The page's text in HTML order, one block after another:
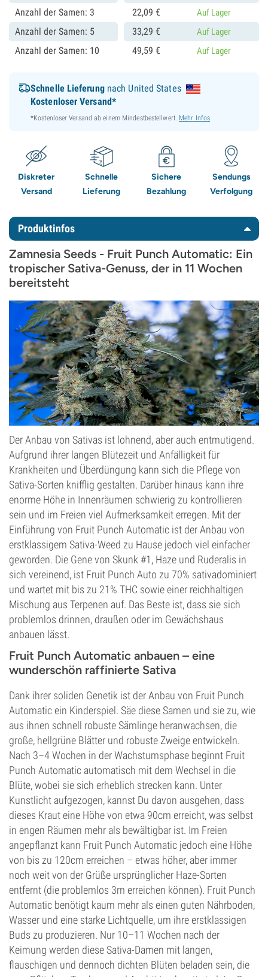
Anzahl der Samen: 3 22,09 € Auf Lager
Anzahl der Samen: 5 33,29 € Auf Lager
Anzahl der Samen: 10 49,59 € Auf Lager
Schnelle Lieferungnach United States
Kostenloser Versand*
*Kostenloser Versand ab einem Mindestbestellwert. Mehr Infos
Diskreter
Versand
Schnelle
Lieferung
Sichere
Bezahlung
Sendungs
Verfolgung
Produktinfos
Zamnesia Seeds - Fruit Punch Automatic: Ein
tropischer Sativa-Genuss, der in 11 Wochen
bereitsteht
Der Anbau von Sativas ist lohnend, aber auch entmutigend.
Aufgrund ihrer langen Blütezeit und Anfälligkeit für
Krankheiten und Überdüngung kann sich die Pflege von
Sativa-Sorten knifflig gestalten. Darüber hinaus kann ihre
enorme Höhe in Innenräumen schwierig zu kontrollieren
sein und im Freien viel Aufmerksamkeit erregen. Mit der
Einführung von Fruit Punch Automatic ist der Anbau von
erstklassigem Sativa-Weed zu Hause jedoch viel einfacher
geworden. Die Gene von Skunk #1, Haze und Ruderalis in
sich vereinend, ist Fruit Punch Auto zu 70% sativadominiert
und wartet mit bis zu 21% THC sowie einer reichhaltigen
Mischung aus Terpenen auf. Das Beste ist, dass sie sich
problemlos drinnen, draußen oder im Gewächshaus
anbauen lässt.
Fruit Punch Automatic anbauen – eine
wunderschön raffinierte Sativa
Dank ihrer soliden Genetik ist der Anbau von Fruit Punch
Automatic ein Kinderspiel. Säe diese Samen und sie zu, wie
aus ihnen schnell robuste Sämlinge heranwachsen, die
große, hellgrüne Blätter und robuste Zweige entwickeln.
Nach 3–4 Wochen in der Wachstumsphase beginnt Fruit
Punch Automatic automatisch mit dem Wechsel in die
Blüte, wobei sie sich erheblich strecken kann. Unter
Kunstlicht aufgezogen, kannst Du davon ausgehen, dass
dieses Kraut eine Höhe von etwa 90cm erreicht, was selbst
in engen Räumen mehr als bewältigbar ist. Im Freien
angepflanzt kann Fruit Punch Automatic jedoch eine Höhe
von bis zu 120cm erreichen – etwas höher, aber immer
noch weit von der Grüße ursprünglicher Haze-Sorten
entfernt (die problemlos 3m erreichen können). Fruit Punch
Automatic benötigt kaum mehr als einen guten Nährboden,
Wasser und eine starke Lichtquelle, um ihre erstklassigen
Buds zu produzieren. Nur 10–11 Wochen nach der
Keimung werden diese Sativa-Damen mit langen,
flauschigen und dennoch dichten Blüten beladen sein, die